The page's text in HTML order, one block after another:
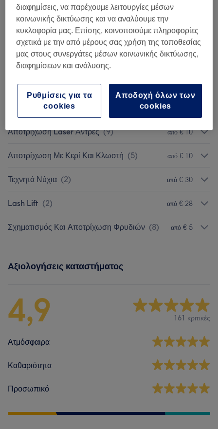
Pilates (5) από € 0,01
Μανικιούρ Και Θεραπείες Χεριών (20) από € 1
Πεντικιούρ Και Θεραπείες Ποδιών από € 5
Θεραπείες Προσώπου (12 από € 38
Αποτρίχωση Laser
Αποτρίχωση Laser Άντρες (9) από € 10
Αποτρίχωση Με Κερί Και Κλωστή (5) από € 10
Τεχνητά Νύχια (2) από € 30
Lash Lift (2) από € 28
Σχηματισμός Και Αποτρίχωση Φρυδιών (8) από € 5
Αξιολογήσεις καταστήματος
4,9 161 κριτικές
Ατμόσφαιρα
Καθαριότητα
Προσωπικό
διαφημίσεις, να παρέχουμε λειτουργίες μέσων
κοινωνικής δικτύωσης και να αναλύουμε την
κυκλοφορία μας. Επίσης, κοινοποιούμε πληροφορίες
σχετικά με την από μέρους σας χρήση της τοποθεσίας
μας στους συνεργάτες μέσων κοινωνικής δικτύωσης,
διαφημίσεων και ανάλυσης.
Αποδοχή όλων των
cookies
Ρυθμίσεις για τα
cookies